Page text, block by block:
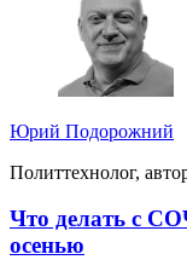
Юрий Подорожний
Политтехнолог,
Что делать с
осенью